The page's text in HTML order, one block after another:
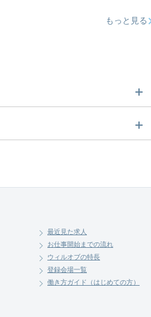
もっと見る
ください。
最近見た求人
お仕事開始までの流れ
ウィルオブの特長
登録会場一覧
働き方ガイド（はじめての方）